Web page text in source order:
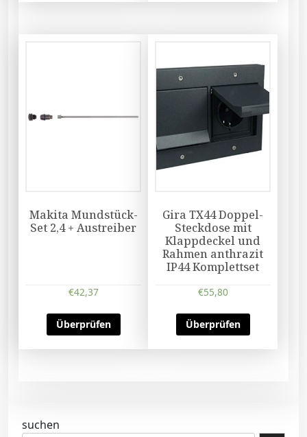
Makita Mundstück-
Set 2,4 + Austreiber
€42,37
Überprüfen
Gira TX44 Doppel-
Steckdose mit
Klappdeckel und
Rahmen anthrazit
IP44 Komplettset
€55,80
Überprüfen
suchen